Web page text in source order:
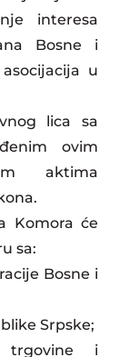
interesa
Bosne i
u
lica sa
ovim
aktima
Komora će
sa:
Bosne i
Srpske;
trgovine i